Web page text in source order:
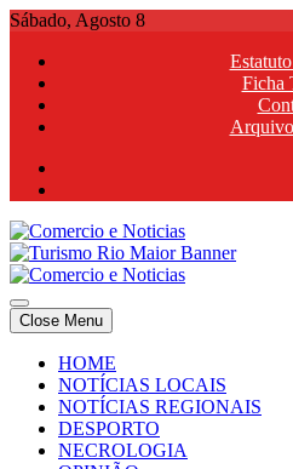
Skip
content
Sábado, Agosto 8
Ficha
Comercio e Noticias
Notícias e Publicidade Online
Comercio e Noticias
Notícias e Publicidade Online
Close Menu
HOME
NOTÍCIAS LOCAIS
NOTÍCIAS REGIONAIS
DESPORTO
NECROLOGIA